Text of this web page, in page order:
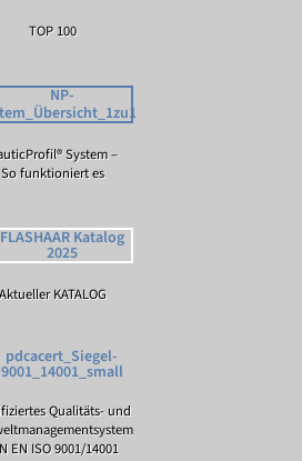
TOP 100
System –
So funktioniert es
Aktueller KATALOG
Qualitäts- und
EN ISO 9001/14001